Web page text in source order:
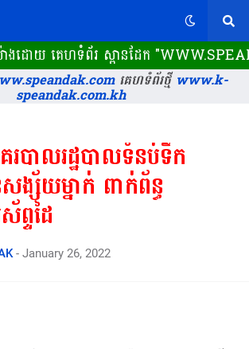
យ៉ាងដោយ គេហទំព័រ ស្ពានដែក​
គេហទំព័រថ្មីwww.k-
speandak.com.kh
របាលរដ្ឋបាលទំនប់ទឹក
ង្ស័យម្នាក់ ពាក់ព័ន្ធ
ទដៃ
- January 26, 2022